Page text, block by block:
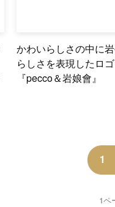
かわいらしさの中に
らしさを表現したロゴ
『pecco＆岩娘會』
1
1ペ